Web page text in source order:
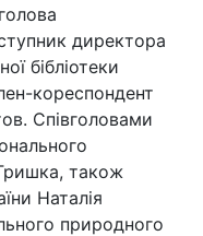
директора
бібліотеки
кореспондент
Співголовами
також
Наталія
природного